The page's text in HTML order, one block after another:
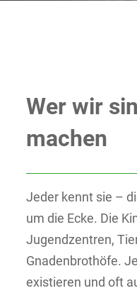
Wer wir
machen
Jeder kennt sie –
um die Ecke. Die
Jugendzentren,
Gnadenbrothöfe.
existieren und oft